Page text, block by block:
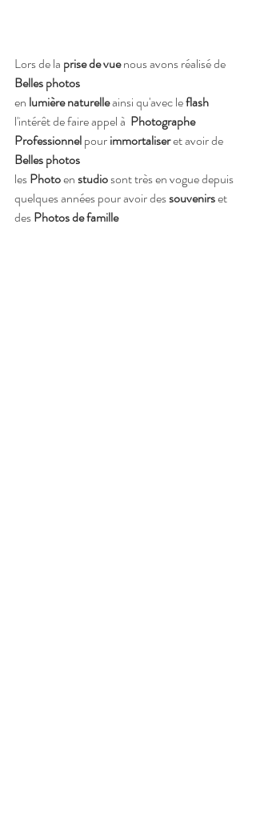
Lors de la prise de vue nous avons réalisé de
Belles photos
en lumière naturelle ainsiqu'avec le flash
l'intérêt de faire appel à Photographe
Professionnel pour immortaliser et avoir de
Belles photos
les Photo en studio sont très en vogue depuis
quelques années pour avoir des souvenirs et
des Photos de famille